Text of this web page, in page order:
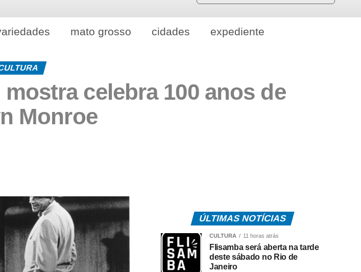
mato grosso cidades expediente
celebra 100 anos de
Monroe
ÚLTIMAS NOTÍCIAS
CULTURA 11 horas atrás
Flisamba será aberta na tarde
deste sábado no Rio de
Janeiro